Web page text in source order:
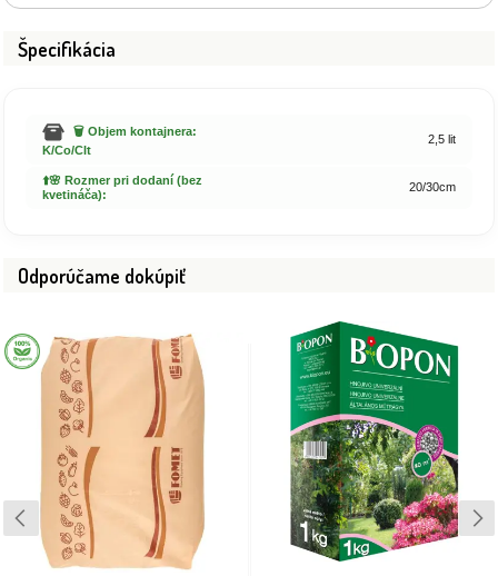
Špecifikácia
🗑️ Objem kontajnera:
K/Co/Clt
2,5 lit
⬆️🌸 Rozmer pri dodaní (bez
kvetináča):
20/30cm
Odporúčame dokúpiť